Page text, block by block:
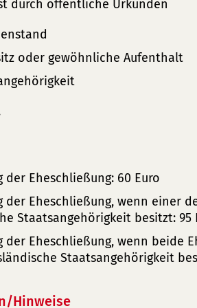
durch öffentliche Urkunden
oder gewöhnliche Aufenthalt
der Eheschließung: 60 Euro
der Eheschließung, wenn einer
Staatsangehörigkeit besitzt: 95
der Eheschließung, wenn beide
Staatsangehörigkeit
Hinweise